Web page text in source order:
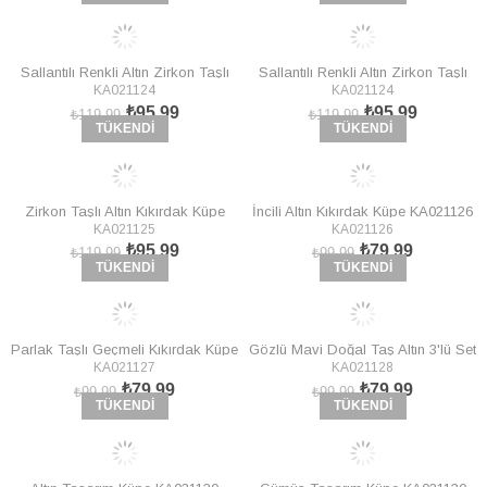
TÜKENDI
Sallantılı Renkli Altın Zirkon Taşlı
Orta Boy Altın/Gümüş Küpe
KA021124
KA021124
₺95,99
₺119,99
TÜKENDI
Sallantılı Renkli Altın Zirkon Taşlı
Orta Boy Altın Küpe KA021124
KA021124
₺95,99
₺119,99
TÜKENDI
Zirkon Taşlı Altın Kıkırdak Küpe
KA021125
KA021125
₺95,99
₺119,99
TÜKENDI
İncili Altın Kıkırdak Küpe KA021126
KA021126
₺79,99
₺99,99
TÜKENDI
Parlak Taşlı Geçmeli Kıkırdak Küpe
KA021127
KA021127
₺79,99
₺99,99
TÜKENDI
Gözlü Mavi Doğal Taş Altın 3'lü Set
Küpe KA021128
KA021128
₺79,99
₺99,99